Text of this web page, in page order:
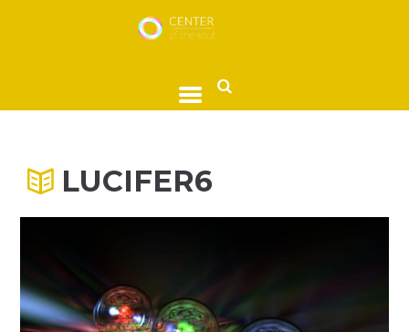
LUCIFER6